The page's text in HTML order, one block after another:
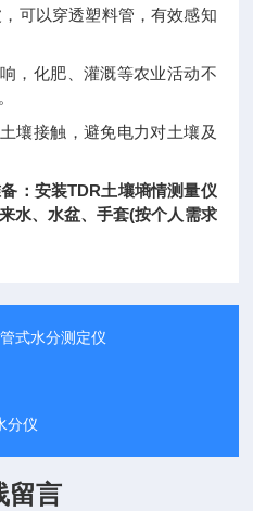
可以穿透塑料管，有效感知
，化肥、灌溉等农业活动不
壤接触，避免电力对土壤及
：安装TDR土壤墒情测量仪
水、水盆、手套(按个人需求
式水分测定仪
分仪
留言